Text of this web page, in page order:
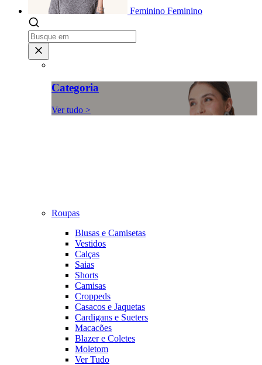
Feminino Feminino
Categoria
Ver tudo >
Roupas
Blusas e Camisetas
Vestidos
Calças
Saias
Shorts
Camisas
Croppeds
Casacos e Jaquetas
Cardigans e Sueters
Macacões
Blazer e Coletes
Moletom
Ver Tudo